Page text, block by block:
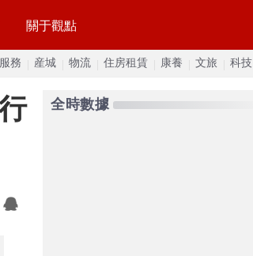
關于觀點
務 産城 物流 住房租賃 康養 文旅 科技
全時數據